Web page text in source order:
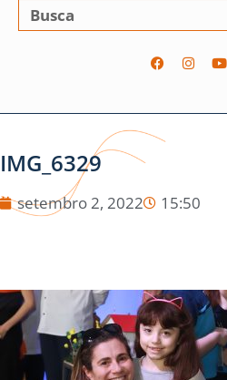
IMG_6329
setembro 2, 2022 15:50